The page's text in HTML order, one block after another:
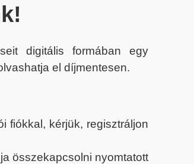
digitális formában egy
el díjmentesen.
fiókkal, kérjük, regisztráljon
összekapcsolni nyomtatott